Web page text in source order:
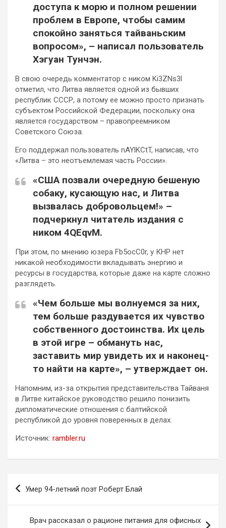
доступа к морю и полном решении
проблем в Европе, чтобы самим
спокойно заняться тайваньским
вопросом», – написал пользователь
Хэгуан Тунчэн.
В свою очередь комментатор с ником Ki3ZNs3l
отметил, что Литва является одной из бывших
республик СССР, а потому ее можно просто признать
субъектом Российской Федерации, поскольку она
является государством – правопреемником
Советского Союза.
Его поддержал пользователь nAYlKCtT, написав, что
«Литва – это неотъемлемая часть России».
«США позвали очередную бешеную
собаку, кусающую нас, и Литва
вызвалась добровольцем!» –
подчеркнул читатель издания с
ником 4QEqvM.
При этом, по мнению юзера Fb5ocC0r, у КНР нет
никакой необходимости вкладывать энергию и
ресурсы в государства, которые даже на карте сложно
разглядеть.
«Чем больше мы волнуемся за них,
тем больше раздувается их чувство
собственного достоинства. Их цель
в этой игре – обмануть нас,
заставить мир увидеть их и наконец-
то найти на карте», – утверждает он.
Напомним, из-за открытия представительства Тайваня
в Литве китайское руководство решило понизить
дипломатические отношения с балтийской
республикой до уровня поверенных в делах.
Источник: rambler.ru
Навигация
по
Умер 94-летний поэт Роберт Блай
Врач рассказал о рационе питания для офисных